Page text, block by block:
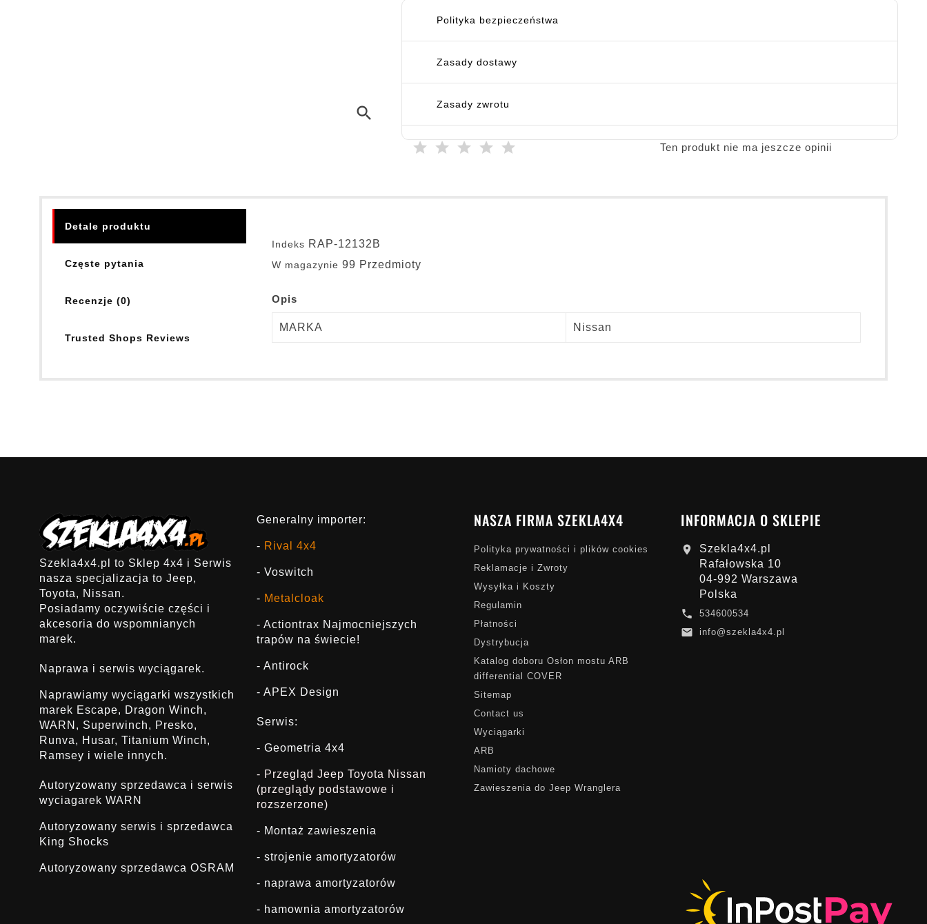
search
Polityka bezpieczeństwa
Zasady dostawy
Zasady zwrotu
Ten produkt nie ma jeszcze opinii
Detale produktu
Częste pytania
Recenzje (0)
Trusted Shops Reviews
Indeks RAP-12132B
W magazynie 99 Przedmioty
Opis
MARKA Nissan
Szekla4x4.pl to Sklep 4x4 i Serwis
nasza specjalizacja to Jeep,
Toyota, Nissan.
Posiadamy oczywiście części i
akcesoria do wspomnianych
marek.
Naprawa i serwis wyciągarek.
Naprawiamy wyciągarki wszystkich
marek Escape, Dragon Winch,
WARN, Superwinch, Presko,
Runva, Husar, Titanium Winch,
Ramsey i wiele innych.
Autoryzowany sprzedawca i serwis
wyciagarek WARN
Autoryzowany serwis i sprzedawca
King Shocks
Autoryzowany sprzedawca OSRAM
Generalny importer:
- Rival 4x4
- Voswitch
- Metalcloak
- Actiontrax Najmocniejszych
trapów na świecie!
- Antirock
- APEX Design
Serwis:
- Geometria 4x4
- Przegląd Jeep Toyota Nissan
(przeglądy podstawowe i
rozszerzone)
- Montaż zawieszenia
- strojenie amortyzatorów
- naprawa amortyzatorów
- hamownia amortyzatorów
NASZA FIRMA SZEKLA4X4
Polityka prywatności i plików cookies
Reklamacje i Zwroty
Wysyłka i Koszty
Regulamin
Płatności
Dystrybucja
Katalog doboru Osłon mostu ARB
differential COVER
Sitemap
Contact us
Wyciągarki
ARB
Namioty dachowe
Zawieszenia do Jeep Wranglera
INFORMACJA O SKLEPIE

Szekla4x4.pl
Rafałowska 10
04-992 Warszawa
Polska
 534600534
 info@szekla4x4.pl